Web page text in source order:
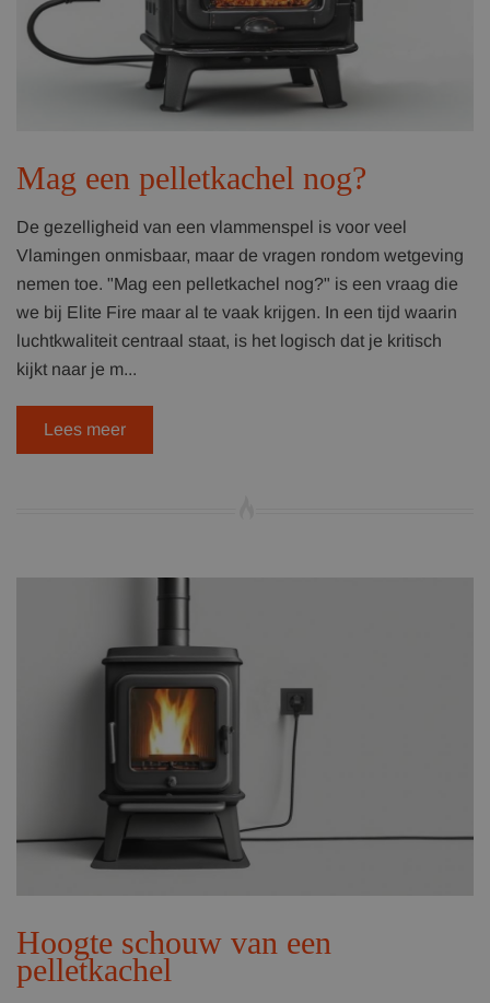
Mag een pelletkachel nog?
De gezelligheid van een vlammenspel is voor veel
Vlamingen onmisbaar, maar de vragen rondom wetgeving
nemen toe. "Mag een pelletkachel nog?" is een vraag die
we bij Elite Fire maar al te vaak krijgen. In een tijd waarin
luchtkwaliteit centraal staat, is het logisch dat je kritisch
kijkt naar je m...
Lees meer
Hoogte schouw van een
pelletkachel